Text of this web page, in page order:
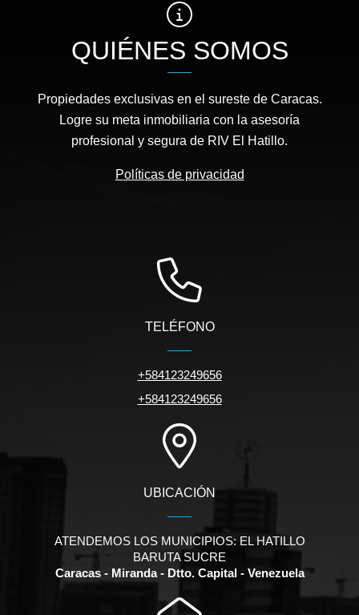
QUIÉNES SOMOS
Propiedades exclusivas en el sureste de Caracas.
Logre su meta inmobiliaria con la asesoría
profesional y segura de RIV El Hatillo.
Políticas de privacidad
TELÉFONO
+584123249656
+584123249656
UBICACIÓN
ATENDEMOS LOS MUNICIPIOS: EL HATILLO
BARUTA SUCRE
Caracas - Miranda - Dtto. Capital - Venezuela